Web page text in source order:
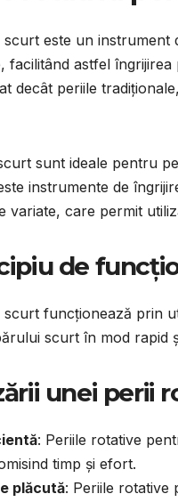
este un
astfel
decât periile
sunt ideale pentru
instrumente de
variate, care permit
de
funcționează prin
scurt în mod rapid
unei perii
: Periile rotative
timp și efort.
plăcută: Periile rotative